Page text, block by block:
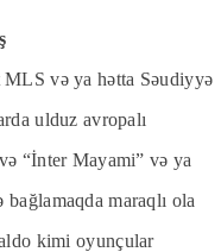
və ya hətta Səudiyyə
ulduz avropalı
“İnter Mayami” və ya
maraqlı ola
kimi oyunçular